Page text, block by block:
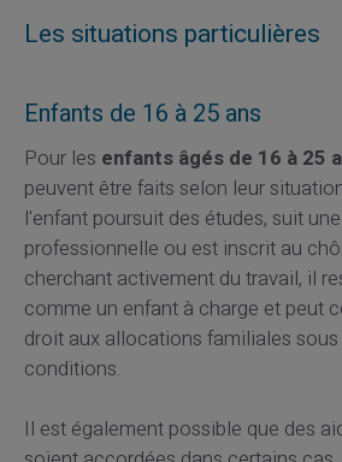
Les situations particulières
Enfants de 16 à 25 ans
Pour les enfants âgés de 16 à 25
peuvent être faits selon leur
l'enfant poursuit des études, suit
professionnelle ou est inscrit au
cherchant activement du travail, il
comme un enfant à charge et peut
droit aux allocations familiales
conditions.
Il est également possible que des